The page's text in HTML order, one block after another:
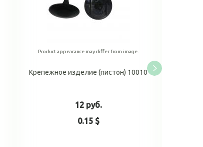
Product appearance may differ from image.
Крепежное изделие (пистон) 10010
12 руб.
0.15 $